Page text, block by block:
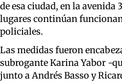
de esa ciudad, en la avenida
lugares continúan
policiales.
Las medidas fueron
subrogante Karina Yabor -
junto a Andrés Basso y